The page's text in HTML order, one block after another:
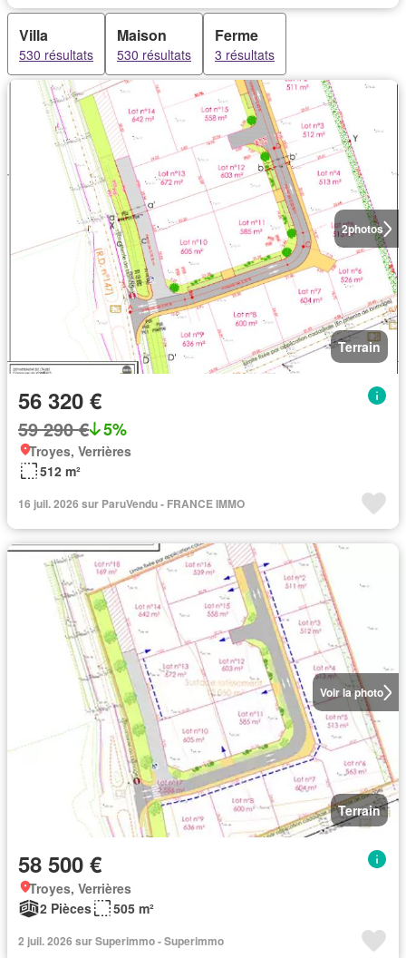
Villa
530 résultats
Maison
530 résultats
Ferme
3 résultats
2photos
Terrain
56 320 €
59 290 € 5%
Troyes, Verrières
512 m²
16 juil. 2026 sur ParuVendu - FRANCE IMMO
Voir la photo
Terrain
58 500 €
Troyes, Verrières
2 Pièces
505 m²
2 juil. 2026 sur Superimmo - Superimmo